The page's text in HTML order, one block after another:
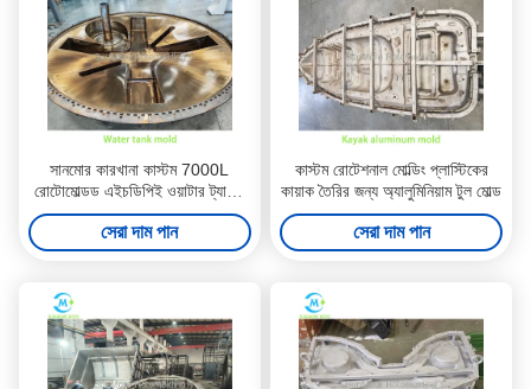
সানমোর কারখানা কাস্টম 7000L
রোটোমোল্ডড এইচডিপিই ওয়াটার ট্যাঙ্ক
জল সঞ্চয় করার জন্য ইস্পাত ছাঁচ
সেরা দাম পান
কাস্টম রোটেশনাল মোল্ডিং প্লাস্টিকের
কায়াক তৈরির জন্য অ্যালুমিনিয়াম টুল মোল্ড
সেরা দাম পান